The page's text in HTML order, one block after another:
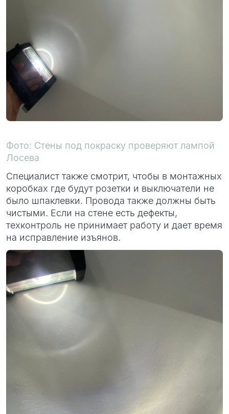
Фото: Стены под покраску проверяют лампой
Лосева
Специалист также смотрит, чтобы в монтажных
коробках где будут розетки и выключатели не
было шпаклевки. Провода также должны быть
чистыми. Если на стене есть дефекты,
техконтроль не принимает работу и дает время
на исправление изъянов.